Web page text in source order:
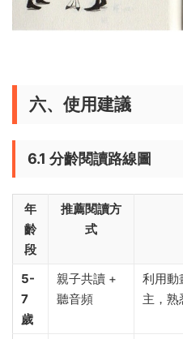
六、使用建議
6.1 分齡閱讀路線圖
年
齡
段
推薦閱讀方
式
5-
7
歲
親子共讀 +
聽音頻
利用動
主，熟